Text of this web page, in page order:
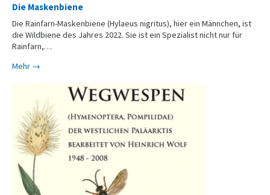
Die Maskenbiene
Die Rainfarn-Maskenbiene (Hylaeus nigritus), hier ein Männchen, ist
die Wildbiene des Jahres 2022. Sie ist ein Spezialist nicht nur für
Rainfarn,…
Mehr →